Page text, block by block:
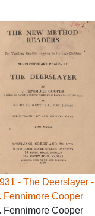
- The Deerslayer -
Fennimore Cooper
Fennimore Cooper